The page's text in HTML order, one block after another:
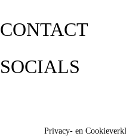
CONTACT
SOCIALS
Privacy- en